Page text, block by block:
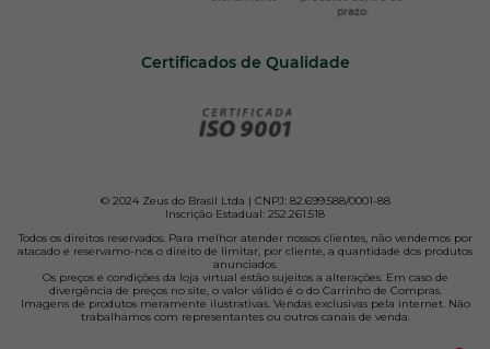
Certificados de Qualidade
© 2024 Zeus do Brasil Ltda | CNPJ: 82.699.588/0001-88
Inscrição Estadual: 252.261.518
Todos os direitos reservados. Para melhor atender nossos clientes, não vendemos por
atacado e reservamo-nos o direito de limitar, por cliente, a quantidade dos produtos
anunciados.
Os preços e condições da loja virtual estão sujeitos a alterações. Em caso de
divergência de preços no site, o valor válido é o do Carrinho de Compras.
Imagens de produtos meramente ilustrativas. Vendas exclusivas pela internet. Não
trabalhamos com representantes ou outros canais de venda.